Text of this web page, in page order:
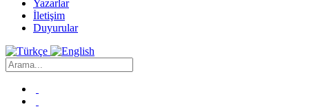
Yazarlar
İletişim
Duyurular